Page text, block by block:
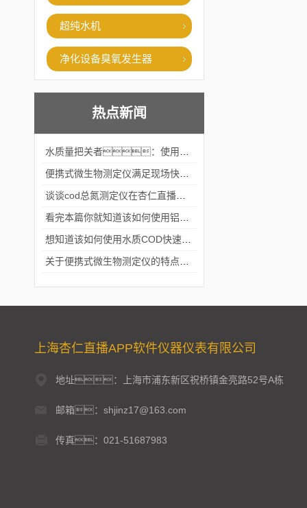
超纯水机
净化设备臭氧发生器
热点新闻
上海杏仁直播APP软件仪器仪表有限公司
地址：上海市浦东新区祝桥镇金亮路52号A栋
邮箱：shjinz17@163.com
传真：021-51687983